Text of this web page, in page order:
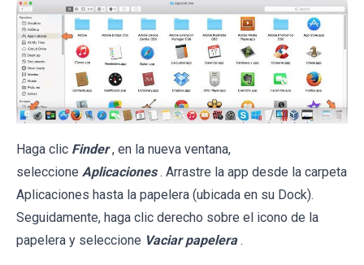
Haga clic Finder , en la nueva ventana,
seleccione Aplicaciones . Arrastre la app desde la carpeta
Aplicaciones hasta la papelera (ubicada en su Dock).
Seguidamente, haga clic derecho sobre el icono de la
papelera y seleccione Vaciar papelera .